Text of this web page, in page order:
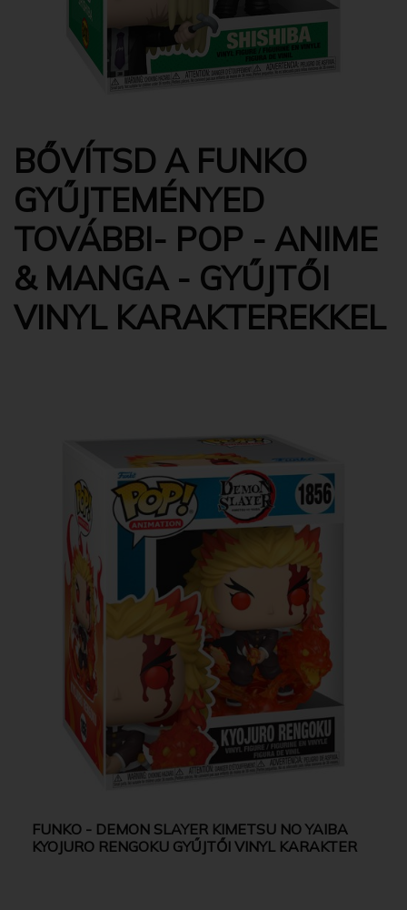
BŐVÍTSD A FUNKO
GYŰJTEMÉNYED
TOVÁBBI- POP - ANIME
& MANGA - GYŰJTŐI
VINYL KARAKTEREKKEL
FUNKO - DEMON SLAYER KIMETSU NO YAIBA
KYOJURO RENGOKU GYŰJTŐI VINYL KARAKTER